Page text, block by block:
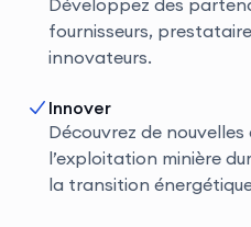
Développez des
fournisseurs,
innovateurs.
Innover
Découvrez de
l’exploitation minière
la transition